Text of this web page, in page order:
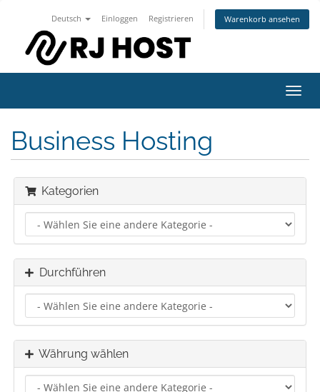
Deutsch Einloggen Registrieren Warenkorb ansehen
ein-/
Business Hosting
Kategorien
Durchführen
Währung wählen